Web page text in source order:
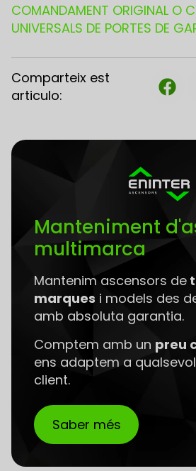
COMANDAMENT ORIGINAL O
UNIVERSALS DE PORTES DE
Comparteix est
articulo:
Manteniment
multimarca
Mantenim ascensors de
marques i models des
amb absoluta garantia.
Comptem amb un preu
ens adaptem a
client.
Saber més